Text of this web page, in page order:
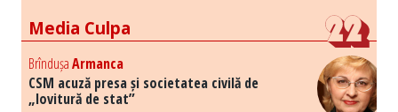
Media Culpa
BrîndușaArmanca
CSM acuză presa și societatea civilă de
„lovitură de stat”